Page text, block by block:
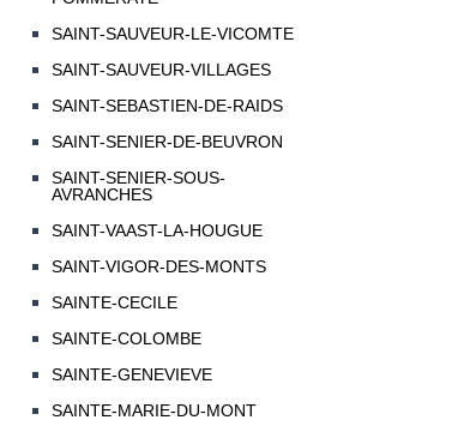
SAINT-SAUVEUR-LE-VICOMTE
SAINT-SAUVEUR-VILLAGES
SAINT-SEBASTIEN-DE-RAIDS
SAINT-SENIER-DE-BEUVRON
SAINT-SENIER-SOUS-
AVRANCHES
SAINT-VAAST-LA-HOUGUE
SAINT-VIGOR-DES-MONTS
SAINTE-CECILE
SAINTE-COLOMBE
SAINTE-GENEVIEVE
SAINTE-MARIE-DU-MONT